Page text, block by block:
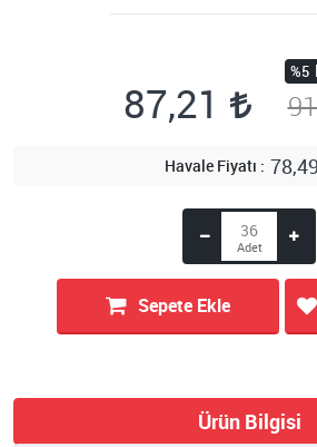
87,21
%5
Havale Fiyatı 78,49
Sepete Ekle
Ürün Bilgisi